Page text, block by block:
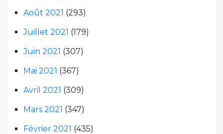
Août 2021 (293)
Juillet 2021 (179)
Juin 2021 (307)
Mai 2021 (367)
Avril 2021 (309)
Mars 2021 (347)
Février 2021 (435)